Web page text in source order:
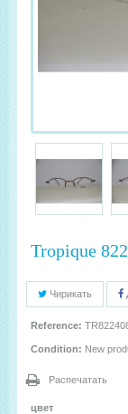
Tropique 822
Чирикать
Reference:
Condition: New
Распечатать
цвет